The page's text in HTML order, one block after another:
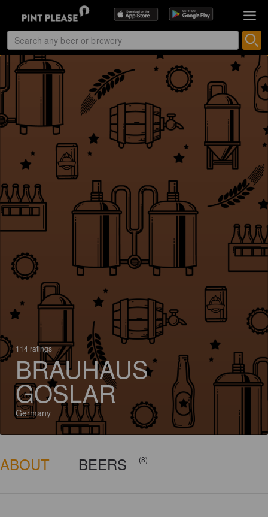
114 ratings
BRAUHAUS
GOSLAR
Germany
ABOUT BEERS (8)